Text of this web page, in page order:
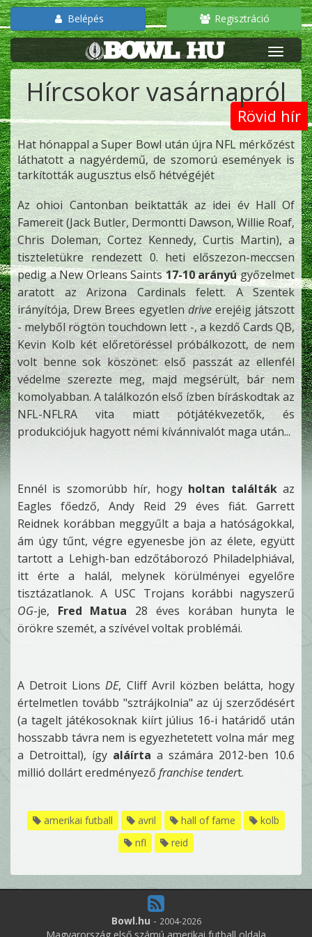
Belépés Regisztráció
Hírcsokor vasárnapról
Rövid hír
Hat hónappal a Super Bowl után újra NFL mérkőzést
láthatott a nagyérdemű, de szomorú események is
tarkították augusztus első hétvégéjét
Az ohioi Cantonban beiktatták az idei év Hall Of
Famereit (Jack Butler, Dermontti Dawson, Willie Roaf,
Chris Doleman, Cortez Kennedy, Curtis Martin), a
tiszteletükre rendezett 0. heti előszezon-meccsen
pedig a New Orleans Saints17-10 arányúgyőzelmet
aratott az Arizona Cardinals felett. A Szentek
irányítója, Drew Brees egyetlen driveerejéig játszott
- melyből rögtön touchdown lett -, a kezdő Cards QB,
Kevin Kolb két előretöréssel próbálkozott, de nem
volt benne sok köszönet: első passzát az ellenfél
védelme szerezte meg, majd megsérült, bár nem
komolyabban. A találkozón első ízben bíráskodtak az
NFL-NFLRA vita miatt pótjátékvezetők, és
produkciójuk hagyott némi kívánnivalót maga után...
Ennél is szomorúbb hír, hogy holtan találtákaz
Eagles főedző, Andy Reid 29 éves fiát. Garrett
Reidnek korábban meggyűlt a baja a hatóságokkal,
ám úgy tűnt, végre egyenesbe jön az élete, együtt
tartott a Lehigh-ban edzőtáborozó Philadelphiával,
itt érte a halál, melynek körülményei egyelőre
tisztázatlanok. A USC Trojans korábbi nagyszerű
OG-je, Fred Matua 28 éves korában hunyta le
örökre szemét, a szívével voltak problémái.
A Detroit LionsDE, Cliff Avril közben belátta, hogy
értelmetlen tovább "sztrájkolnia" az új szerződésért
(a tagelt játékosoknak kiírt július 16-i határidő után
hosszabb távra nem is egyezhetetett volna már meg
a Detroittal), így aláírta a számára 2012-ben 10.6
millió dollárt eredményező franchise tendert.
amerikai futball avril hall of fame
kolb
nfl
reid
Bowl.hu - 2004-2026